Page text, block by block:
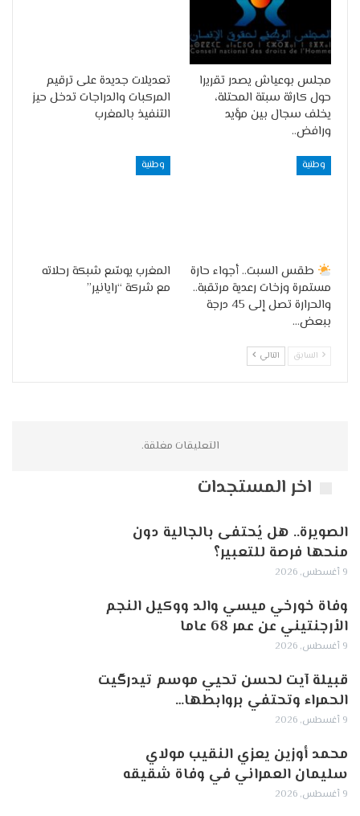
مجلس بوعياش يصدر تقريرا
حول كارثة سبتة المحتلة،
يخلف سجال بين مؤيد
ورافض..
تعديلات جديدة على ترقيم
المركبات والدراجات تدخل حيز
التنفيذ بالمغرب
وطنية
طقس السبت.. أجواء حارة
مستمرة وزخات رعدية مرتقبة..
والحرارة تصل إلى 45 درجة
ببعض…
وطنية
المغرب يوسّع شبكة رحلاته
مع شركة “رايانير”
السابق التالي
التعليقات مغلقة.
اخر المستجدات
الصويرة.. هل يُحتفى بالجالية دون
منحها فرصة للتعبير؟
9 أغسطس, 2026
وفاة خورخي ميسي والد ووكيل النجم
الأرجنتيني عن عمر 68 عاما
9 أغسطس, 2026
قبيلة آيت لحسن تحيي موسم تيدرگيت
الحمراء وتحتفي بروابطها…
9 أغسطس, 2026
محمد أوزين يعزي النقيب مولاي
سليمان العمراني في وفاة شقيقه
9 أغسطس, 2026